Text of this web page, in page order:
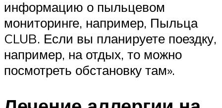
информацию о пыльцевом
мониторинге, например, Пыльца
CLUB. Если вы планируете поездку,
например, на отдых, то можно
посмотреть обстановку там».